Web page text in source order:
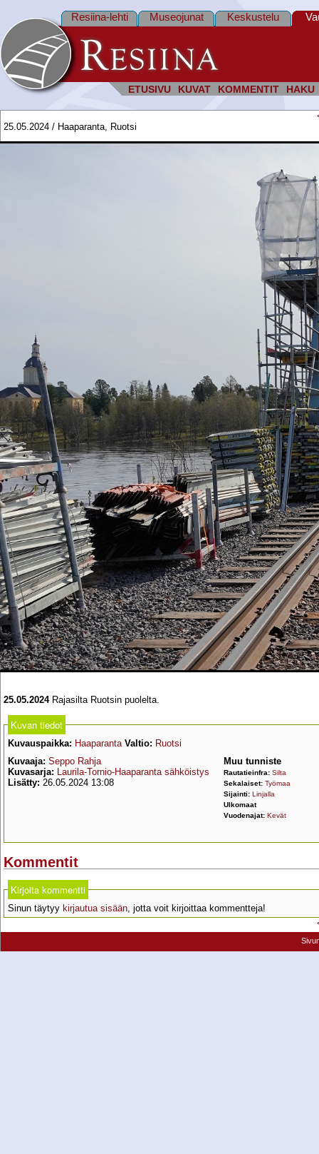
ETUSIVU KUVAT KOMMENTIT HAKU
Resiina-lehti Museojunat Keskustelu
25.05.2024 / Haaparanta, Ruotsi
25.05.2024Rajasilta Ruotsin puolelta.
Kuvan tiedot
Kuvauspaikka: Haaparanta Valtio: Ruotsi
Kuvaaja: Seppo Rahja
Kuvasarja: Laurila-Tornio-Haaparanta sähköistys
Lisätty: 26.05.2024 13:08
Muu tunniste
Rautatieinfra: Silta
Sekalaiset: Työmaa
Sijainti: Linjalla
Ulkomaat
Vuodenajat: Kevät
Kommentit
Kirjoita kommentti
Sinun täytyy kirjautua sisään , jotta voit kirjoittaa kommentteja!